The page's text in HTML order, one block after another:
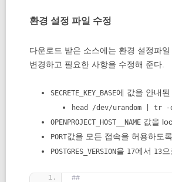
환경 설정 파일 수정
다운로드 받은 소스에는 환경 설정파
변경하고 필요한 사항을 수정해 준다.
SECRETE_KEY_BASE에 값을 안내
head /dev/urandom | tr
OPENPROJECT_HOST__NAME 값을
PORT값을 모든 접속을 허용하도록
POSTGRES_VERSION을 17에서 13
##